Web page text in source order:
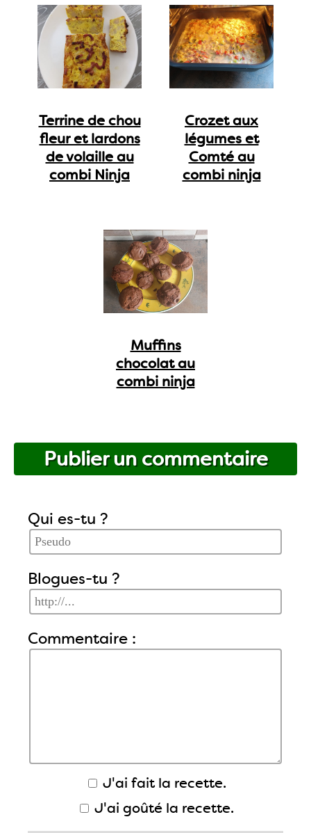
Terrine de chou
fleur et lardons
de volaille au
combi Ninja
Crozet aux
légumes et
Comté au
combi ninja
Muffins
chocolat au
combi ninja
Publier un commentaire
Qui es-tu ?
Blogues-tu ?
Commentaire :
J'ai fait la recette.
J'ai goûté la recette.